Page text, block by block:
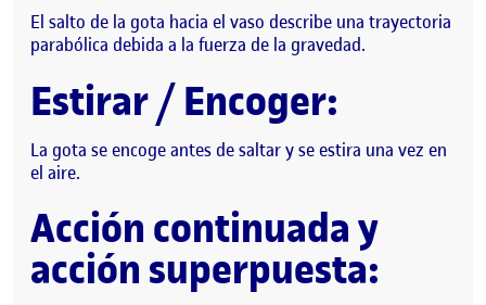
El salto de la gota hacia el vaso describe una trayectoria
parabólica debida a la fuerza de la gravedad.
Estirar / Encoger:
La gota se encoge antes de saltar y se estira una vez en
el aire.
Acción continuada y
acción superpuesta: